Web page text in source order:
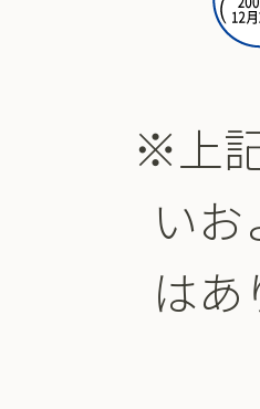
※上
い
はあ